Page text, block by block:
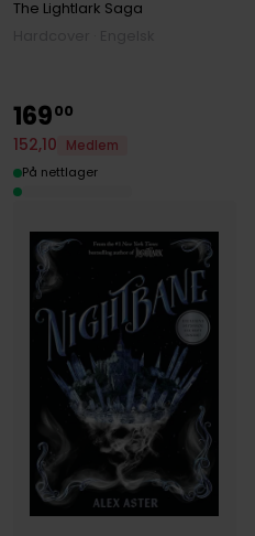
Book)
The Lightlark Saga
16900
152,10
Medlem
På nettlager